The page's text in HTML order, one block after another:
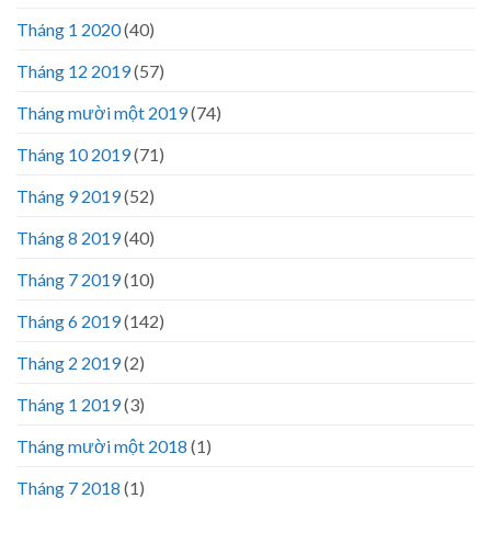
Tháng 1 2020(40)
Tháng 12 2019(57)
Tháng mười một 2019(74)
Tháng 10 2019(71)
Tháng 9 2019(52)
Tháng 8 2019(40)
Tháng 7 2019(10)
Tháng 6 2019(142)
Tháng 2 2019(2)
Tháng 1 2019(3)
Tháng mười một 2018 (1)
Tháng 7 2018 (1)